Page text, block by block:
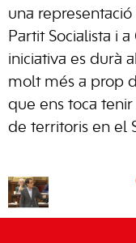
una representació
Partit Socialista i
iniciativa es durà
molt més a prop
que ens toca tenir
de territoris en el